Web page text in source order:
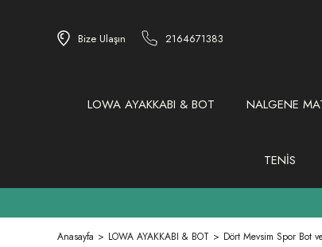
Bize Ulaşın 2164671383
LOWA AYAKKABI & BOT NALGENE
TENİS
Anasayfa LOWA AYAKKABI & BOT Dört Mevsim Spor Bot